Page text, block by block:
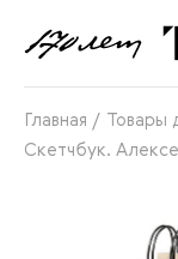
Главная / Товары
Скетчбук.